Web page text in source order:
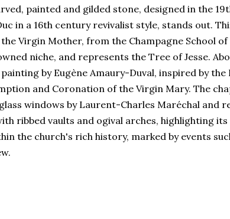
painted and gilded stone, designed in the
in a 16th century revivalist style, stands out.
Virgin Mother, from the Champagne School of
niche, and represents the Tree of Jesse.
by Eugène Amaury-Duval, inspired by the
and Coronation of the Virgin Mary. The
windows by Laurent-Charles Maréchal and
ribbed vaults and ogival arches, highlighting its
the church's rich history, marked by events